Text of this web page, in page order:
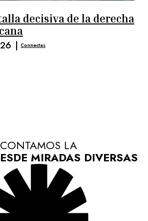
decisiva de la derecha
| Connectas
CONTAMOS LA
MIRADAS DIVERSAS